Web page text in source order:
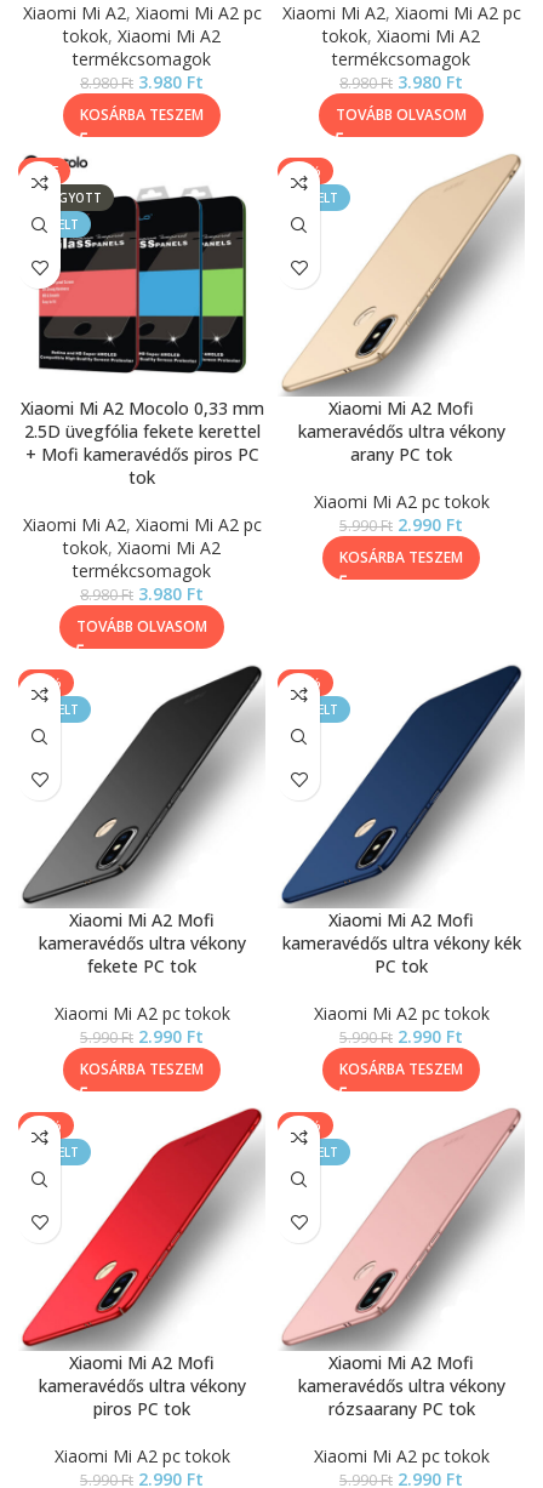
Xiaomi Mi A2, Xiaomi Mi A2 pc
tokok, Xiaomi Mi A2
termékcsomagok
8.980Ft 3.980 Ft
KOSÁRBA TESZEM
Xiaomi Mi A2, Xiaomi Mi A2 pc
tokok, Xiaomi Mi A2
termékcsomagok
8.980Ft 3.980 Ft
TOVÁBB OLVASOM
SALE
ELFOGYOTT
KIEMELT
Xiaomi Mi A2 Mocolo 0,33 mm
2.5D üvegfólia fekete kerettel
+ Mofi kameravédős piros PC
tok
Xiaomi Mi A2, Xiaomi Mi A2 pc
tokok, Xiaomi Mi A2
termékcsomagok
8.980Ft 3.980 Ft
TOVÁBB OLVASOM
-50%
KIEMELT
Xiaomi Mi A2 Mofi
kameravédős ultra vékony
arany PC tok
Xiaomi Mi A2 pc tokok
5.990Ft 2.990 Ft
KOSÁRBA TESZEM
-50%
KIEMELT
Xiaomi Mi A2 Mofi
kameravédős ultra vékony
fekete PC tok
Xiaomi Mi A2 pc tokok
5.990Ft 2.990 Ft
KOSÁRBA TESZEM
-50%
KIEMELT
Xiaomi Mi A2 Mofi
kameravédős ultra vékony kék
PC tok
Xiaomi Mi A2 pc tokok
5.990Ft 2.990 Ft
KOSÁRBA TESZEM
-50%
KIEMELT
Xiaomi Mi A2 Mofi
kameravédős ultra vékony
piros PC tok
Xiaomi Mi A2 pc tokok
5.990Ft 2.990 Ft
-50%
KIEMELT
Xiaomi Mi A2 Mofi
kameravédős ultra vékony
rózsaarany PC tok
Xiaomi Mi A2 pc tokok
5.990Ft 2.990 Ft